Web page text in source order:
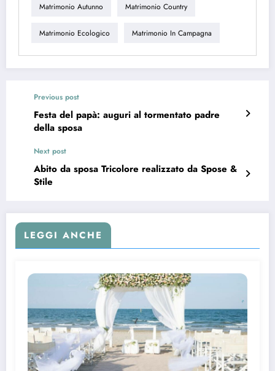
Matrimonio Autunno Matrimonio Country
Matrimonio Ecologico Matrimonio In Campagna
Previous post
Festa del papà: auguri al tormentato padre
della sposa
Next post
Abito da sposa Tricolore realizzato da Spose &
Stile
LEGGI ANCHE